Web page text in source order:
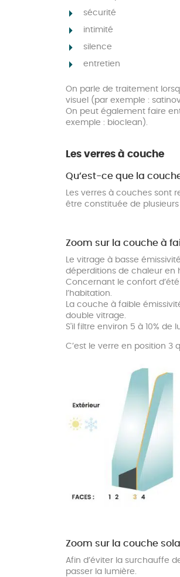
sécurité
intimité
silence
entretien
On parle de traitement
visuel (par exemple :
On peut également faire
exemple : bioclean).
Les verres à couche
Qu’est-ce que la
Les verres à couches sont
être constituée de
Zoom sur la couche à
Le vitrage à basse
déperditions de chaleur en
Concernant le confort
l’habitation.
La couche à faible
double vitrage.
S'il filtre environ 5 à 10%
C’est le verre en position 3
Zoom sur la couche
Afin d’éviter la surchauffe
passer la lumière.